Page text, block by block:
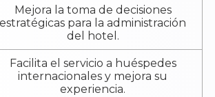
Mejora la toma de decisiones
estratégicas para la administración
del hotel.
Facilita el servicio a huéspedes
internacionales y mejora su
experiencia.